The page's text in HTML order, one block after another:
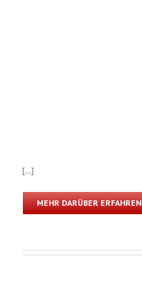
[...]
MEHR DARÜBER ERFAHREN